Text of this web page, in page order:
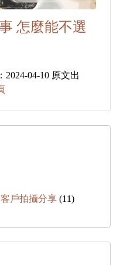
怎麼能不選
04-10 原文出
客戶拍攝分享 (11)